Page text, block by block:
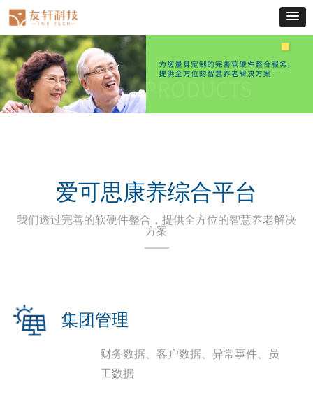
我们透过完善的软硬件整合，提供全方位的智慧养老解决
方案
爱可思康养综合平台
财务数据、客户数据、异常事件、员
工数据
集团管理